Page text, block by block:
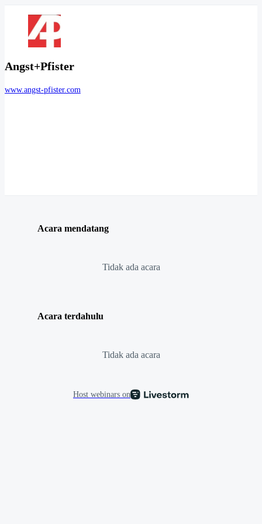
Angst+Pfister
www.angst-pfister.com
Acara mendatang
Tidak ada acara
Acara terdahulu
Tidak ada acara
Host webinars on